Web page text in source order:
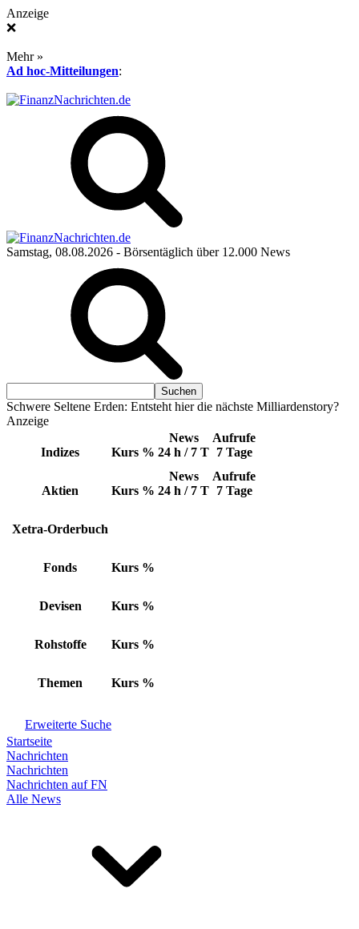
Anzeige
❌
Mehr »
Ad hoc-Mitteilungen:
Samstag, 08.08.2026 - Börsentäglich über 12.000 News
Schwere Seltene Erden: Entsteht hier die nächste Milliardenstory?
Anzeige
Indizes Kurs %
News
24 h / 7 T
Aufrufe
7 Tage
Aktien Kurs %
News
24 h / 7 T
Aufrufe
7 Tage
Xetra-Orderbuch
Fonds Kurs %
Devisen Kurs %
Rohstoffe Kurs %
Themen Kurs %
Erweiterte Suche
Startseite
Nachrichten
Nachrichten
Nachrichten auf FN
Alle News